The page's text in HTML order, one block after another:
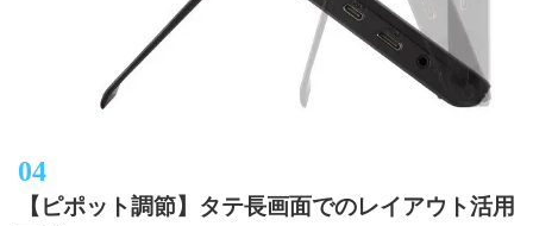
【ピポット調節】タテ長画面でのレイアウト活用